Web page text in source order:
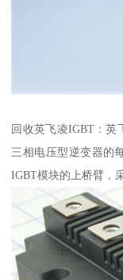
回收英飞凌IGBT：英
三相电压型逆变器的
IGBT模块的上桥臂，